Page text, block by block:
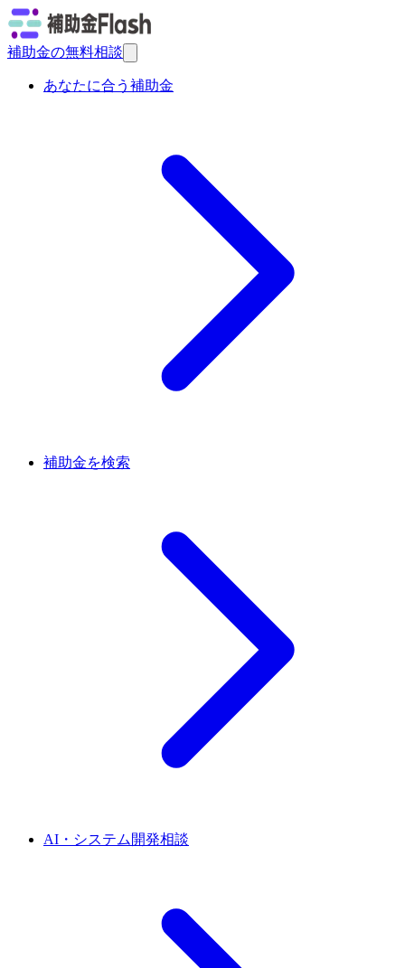
補助金の無料相談
あなたに合う補助金
補助金を検索
AI・システム開発相談